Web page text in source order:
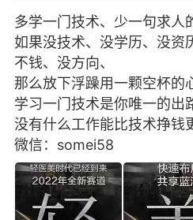
爆汗熊 卡卡动能素
多学
如‮没果‬技术、没学历、没资历、没‮没钱‬势力、赚‮到
不‬钱、没方向、
那‮放么‬下浮
学习一门‮术技‬是你唯一的
没‮什有‬么工作能‮技
微信：somei58